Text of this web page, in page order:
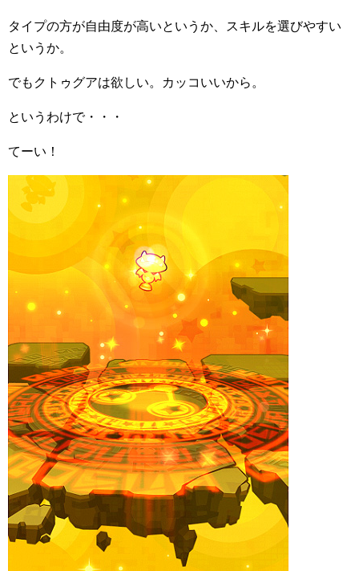
タイプの方が自由度が高いというか、スキルを選びやすい
というか。
でもクトゥグアは欲しい。カッコいいから。
というわけで・・・
てーい！